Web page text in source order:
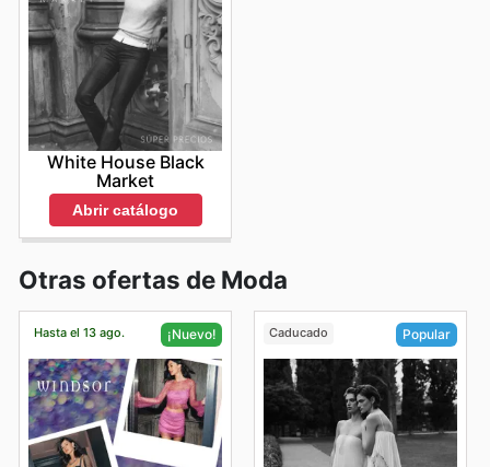
White House Black
Market
Abrir catálogo
Otras ofertas de Moda
Hasta el 13 ago. ¡Nuevo! Caducado Popular